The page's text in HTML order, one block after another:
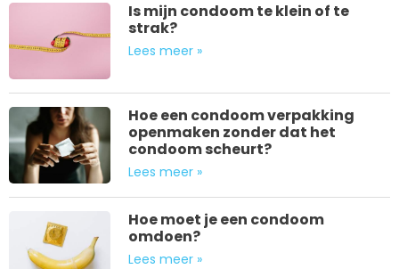
Is mijn condoom te klein of te
strak?
Lees meer »
Hoe een condoom verpakking
openmaken zonder dat het
condoom scheurt?
Lees meer »
Hoe moet je een condoom
omdoen?
Lees meer »